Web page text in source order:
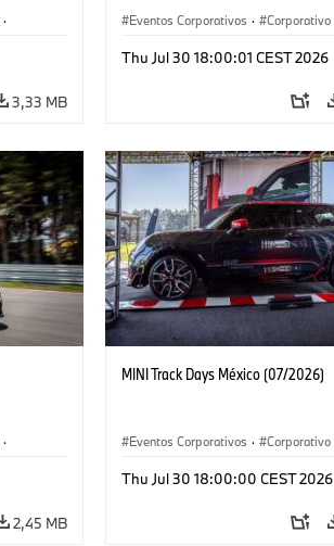
·
3,33 MB
Eventos Corporativos · Corporativo
Thu Jul 30 18:00:01 CEST 2026
·
2,45 MB
MINI Track Days México (07/2026)
Eventos Corporativos · Corporativo
Thu Jul 30 18:00:00 CEST 2026